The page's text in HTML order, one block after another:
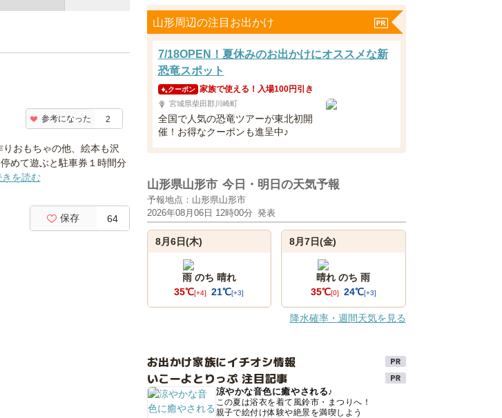
参考になった 2
おもちゃの他、絵本も沢
めて遊ぶと駐車券１時間分
きを読む
保存 64
山形周辺の注目お出かけ
7/18OPEN！夏休みのお出かけにオススメな新
恐竜スポット
クーポン 家族で使える！入場100円引き
宮城県柴田郡川崎町
全国で人気の恐竜ツアーが東北初開
催！お得なクーポンも進呈中♪
山形県山形市 今日・明日の天気予報
予報地点：山形県山形市
2026年08月06日 12時00分 発表
8月6日(木)
雨 のち 晴れ
35℃[+4] 21℃[+3]
8月7日(金)
晴れ のち 雨
35℃[0] 24℃[+3]
降水確率・週間天気を見る
お出かけ家族にイチオシ情報
いこーよとりっぷ 注目記事
涼やかな音色に癒やされる♪
この夏は浴衣を着て風鈴市・まつりへ！
親子で絵付け体験や絶景を満喫しよう